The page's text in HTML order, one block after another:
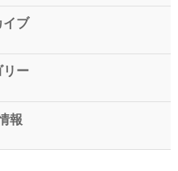
イブ
リー
報